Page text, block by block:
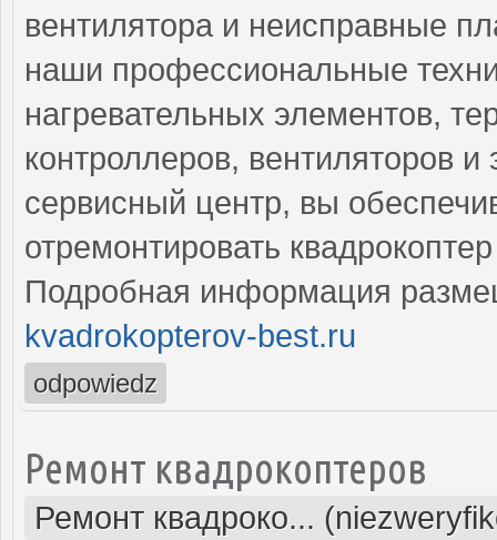
вентилятора и неисправные
наши профессиональные
нагревательных элементов,
контроллеров, вентиляторов
сервисный центр, вы
отремонтировать
Подробная информация
kvadrokopterov-best.ru
odpowiedz
Ремонт квадрокоптеров
Ремонт квадроко...